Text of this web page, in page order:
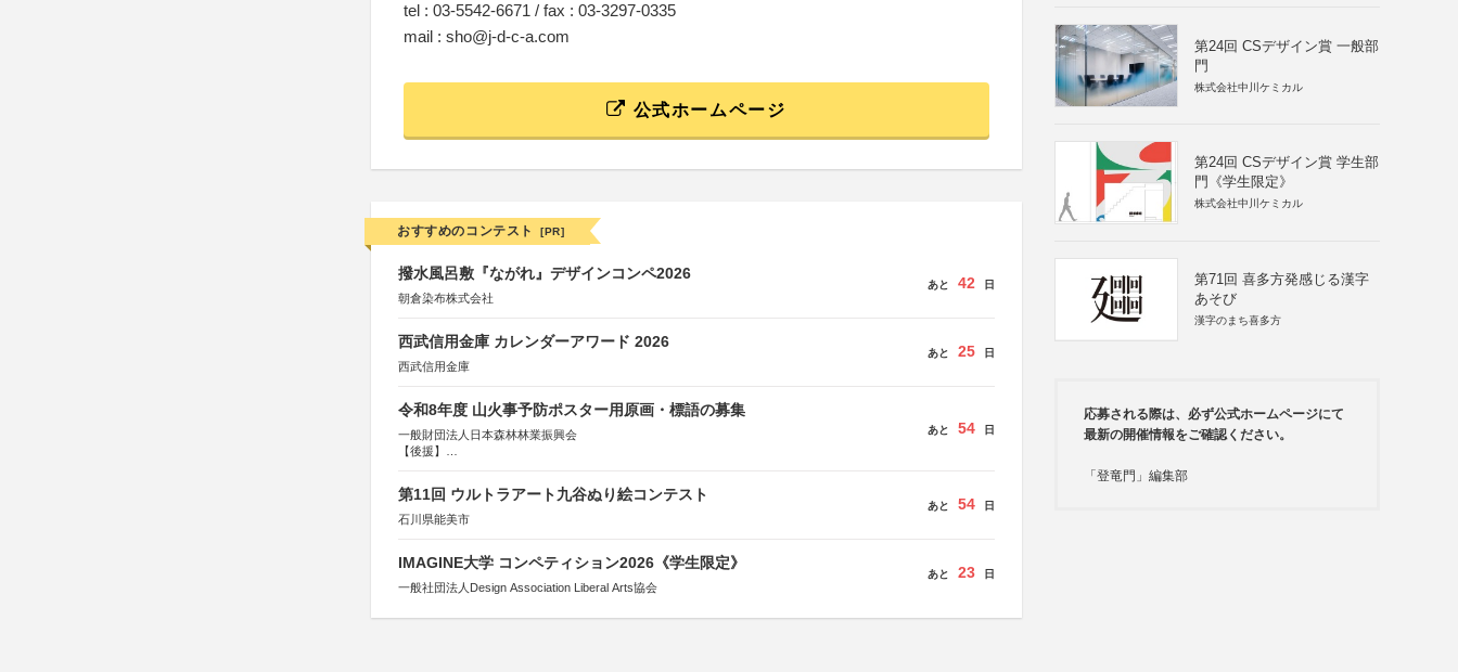
tel : 03-5542-6671 / fax : 03-3297-0335
mail : sho@j-d-c-a.com
公式ホームページ
おすすめのコンテスト [PR]
撥水風呂敷『ながれ』デザインコンペ2026
朝倉染布株式会社
あと 42 日
西武信用金庫 カレンダーアワード 2026
西武信用金庫
あと 25 日
令和8年度 山火事予防ポスター用原画・標語の募集
一般財団法人日本森林林業振興会
【後援】
あと 54 日
第11回 ウルトラアート九谷ぬり絵コンテスト
石川県能美市
あと 54 日
IMAGINE大学 コンペティション2026《学生限定》
一般社団法人Design Association Liberal Arts協会
あと 23 日
第24回 CSデザイン賞 一般部
門
株式会社中川ケミカル
第24回 CSデザイン賞 学生部
門《学生限定》
株式会社中川ケミカル
第71回 喜多方発感じる漢字
あそび
漢字のまち喜多方
応募される際は、必ず公式ホームページにて
最新の開催情報をご確認ください。
「登竜門」編集部